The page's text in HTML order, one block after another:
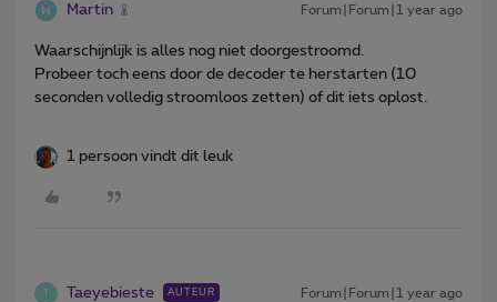
Martin Forum|Forum|1 year ago
Waarschijnlijk is alles nog niet doorgestroomd.
Probeer toch eens door de decoder te herstarten (10
seconden volledig stroomloos zetten) of dit iets oplost.
1 persoon vindt dit leuk
Taeyebieste AUTEUR Forum|Forum|1 year ago